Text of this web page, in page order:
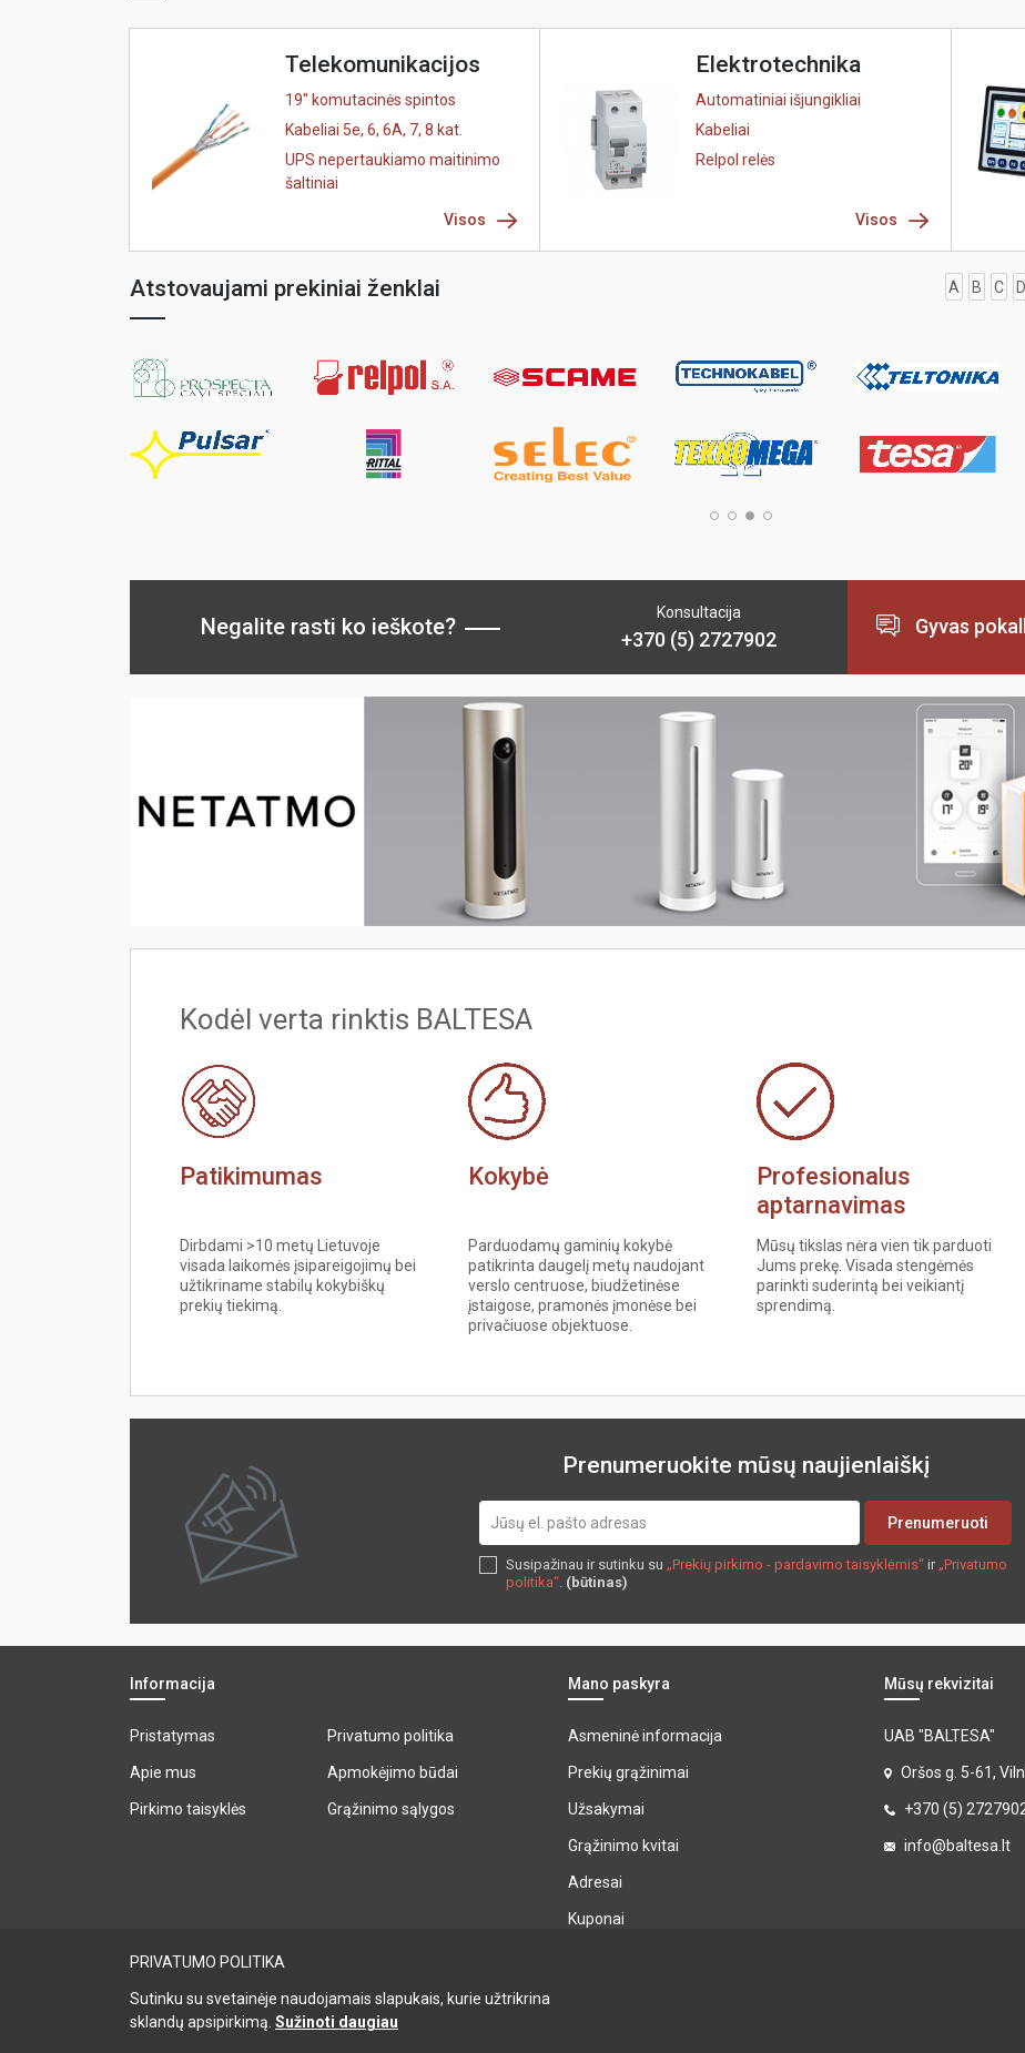
Telekomunikacijos
19" komutacinės spintos
Kabeliai 5e, 6, 6A, 7, 8 kat.
UPS nepertaukiamo maitinimo
šaltiniai
Visos
Elektrotechnika
Automatiniai išjungikliai
Kabeliai
Relpol relės
Visos
Atstovaujami prekiniai ženklai A B C D
Negalite rasti ko ieškote?
Konsultacija
+370 (5) 2727902
Gyvas
Kodėl verta rinktis BALTESA
Patikimumas
Dirbdami >10 metų Lietuvoje
visada laikomės įsipareigojimų bei
užtikriname stabilų kokybiškų
prekių tiekimą.
Kokybė
Parduodamų gaminių kokybė
patikrinta daugelį metų naudojant
verslo centruose, biudžetinėse
įstaigose, pramonės įmonėse bei
privačiuose objektuose.
Profesionalus
aptarnavimas
Mūsų tikslas nėra vien tik parduoti
Jums prekę. Visada stengėmės
parinkti suderintą bei veikiantį
sprendimą.
Prenumeruokite mūsų naujienlaiškį
Prenumeruoti
Susipažinau ir sutinku su „Prekių pirkimo - pardavimo taisyklėmis“ ir „Privatumo
politika“. (būtinas)
Informacija
Pristatymas Privatumo politika
Apie mus Apmokėjimo būdai
Pirkimo taisyklės Grąžinimo sąlygos
Mano paskyra
Asmeninė informacija
Prekių grąžinimai
Užsakymai
Grąžinimo kvitai
Adresai
Kuponai
Mūsų rekvizitai
UAB "BALTESA"
Oršos g. 5-61,
+370 (5)
info@baltesa.lt
© 2026 UAB "BALTESA". Visos teisės saugomos.
PRIVATUMO POLITIKA
Sutinku su svetainėje naudojamais slapukais, kurie užtrikrina
sklandų apsipirkimą. Sužinoti daugiau